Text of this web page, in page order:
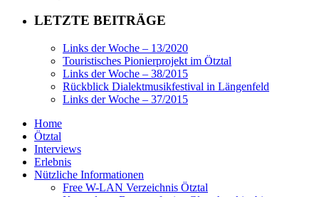
LETZTE BEITRÄGE
Links der Woche – 13/2020
Touristisches Pionierprojekt im Ötztal
Links der Woche – 38/2015
Rückblick Dialektmusikfestival in Längenfeld
Links der Woche – 37/2015
Home
Ötztal
Interviews
Erlebnis
Nützliche Informationen
Free W-LAN Verzeichnis Ötztal